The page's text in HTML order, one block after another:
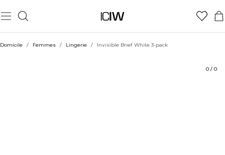
Domicile / Femmes / Lingerie / Invisible Brief White 3-pack
0 / 0